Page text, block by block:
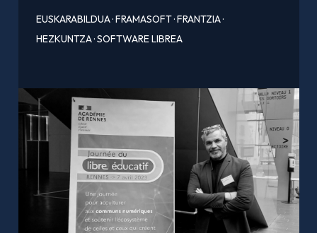
EUSKARABILDUA·FRAMASOFT·FRANTZIA·
HEZKUNTZA·SOFTWARE LIBREA